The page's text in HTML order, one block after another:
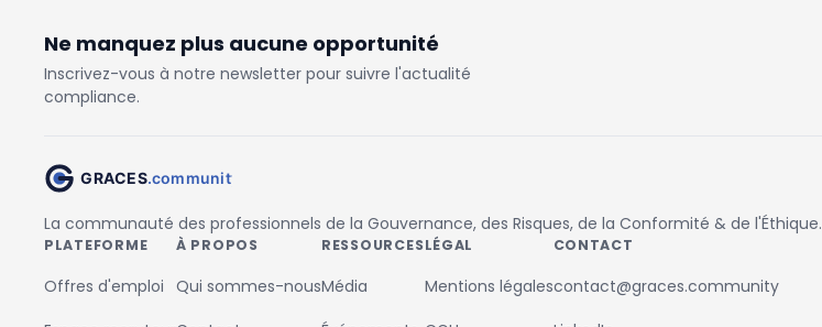
Ne manquez plus aucune opportunité
Inscrivez-vous à notre newsletter pour suivre l'actualité
compliance.
La communauté des professionnels de la Gouvernance, des Risques, de la Conformité & de l'Éthique.
PLATEFORME
Offres d'emploi
À PROPOS
Qui sommes-nous
RESSOURCES
Média
LÉGAL
Mentions légales
CONTACT
contact@graces.community